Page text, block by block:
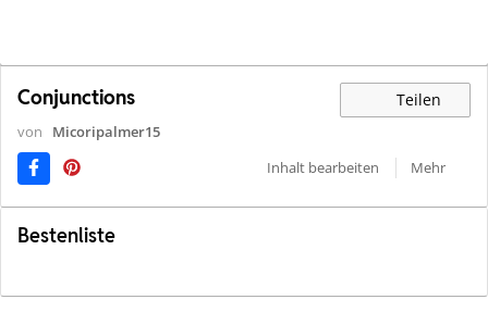
Conjunctions Teilen
von
Micoripalmer15
Inhalt bearbeiten
Mehr
Bestenliste